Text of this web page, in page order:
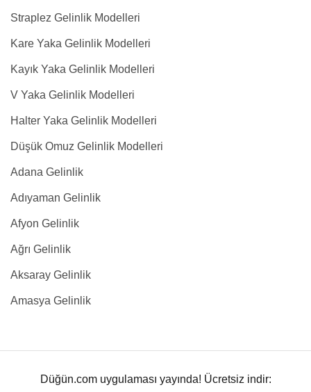
Straplez Gelinlik Modelleri
Kare Yaka Gelinlik Modelleri
Kayık Yaka Gelinlik Modelleri
V Yaka Gelinlik Modelleri
Halter Yaka Gelinlik Modelleri
Düşük Omuz Gelinlik Modelleri
Adana Gelinlik
Adıyaman Gelinlik
Afyon Gelinlik
Ağrı Gelinlik
Aksaray Gelinlik
Amasya Gelinlik
Düğün.com uygulaması yayında! Ücretsiz indir: